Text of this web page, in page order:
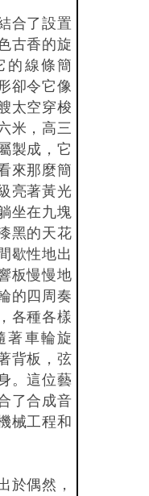
合了設置
古香的旋
的線條簡
卻令它像
太空穿梭
米，高三
製成，它
來那麼簡
亮著黃光
坐在九塊
黑的天花
歇性地出
板慢慢地
的四周奏
各種各樣
著車輪旋
背板，弦
。這位藝
了合成音
械工程和
於偶然，